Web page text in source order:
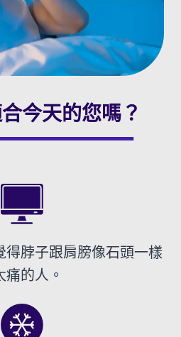
今天的您嗎？
得脖子跟肩膀像石頭一樣
的人。